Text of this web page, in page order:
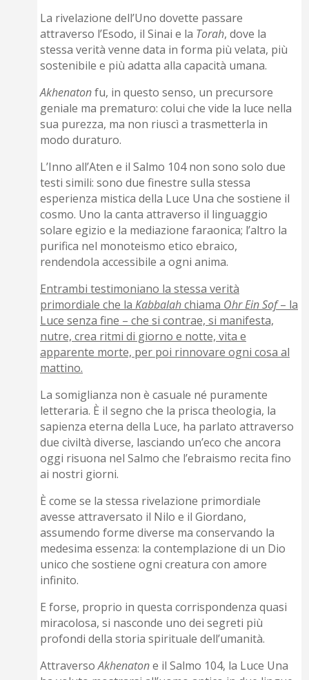
La rivelazione dell’Uno dovette passare
attraverso l’Esodo, il Sinai e la Torah, dove la
stessa verità venne data in forma più velata, più
sostenibile e più adatta alla capacità umana.
Akhenatonfu, in questo senso, un precursore
geniale ma prematuro: colui che vide la luce nella
sua purezza, ma non riuscì a trasmetterla in
modo duraturo.
L’Inno all’Aten e il Salmo 104 non sono solo due
testi simili: sono due finestre sulla stessa
esperienza mistica della Luce Una che sostiene il
cosmo. Uno la canta attraverso il linguaggio
solare egizio e la mediazione faraonica; l’altro la
purifica nel monoteismo etico ebraico,
rendendola accessibile a ogni anima.
Entrambi testimoniano la stessa verità
primordiale che laKabbalahchiama Ohr Ein Sof– la
Luce senza fine – che si contrae, si manifesta,
nutre, crea ritmi di giorno e notte, vita e
apparente morte, per poi rinnovare ogni cosa al
mattino.
La somiglianza non è casuale né puramente
letteraria. È il segno che la prisca theologia, la
sapienza eterna della Luce, ha parlato attraverso
due civiltà diverse, lasciando un’eco che ancora
oggi risuona nel Salmo che l’ebraismo recita fino
ai nostri giorni.
È come se la stessa rivelazione primordiale
avesse attraversato il Nilo e il Giordano,
assumendo forme diverse ma conservando la
medesima essenza: la contemplazione di un Dio
unico che sostiene ogni creatura con amore
infinito.
E forse, proprio in questa corrispondenza quasi
miracolosa, si nasconde uno dei segreti più
profondi della storia spirituale dell’umanità.
AttraversoAkhenatone il Salmo 104, la Luce Una